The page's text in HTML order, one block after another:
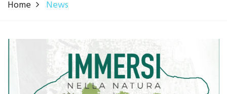
Home News